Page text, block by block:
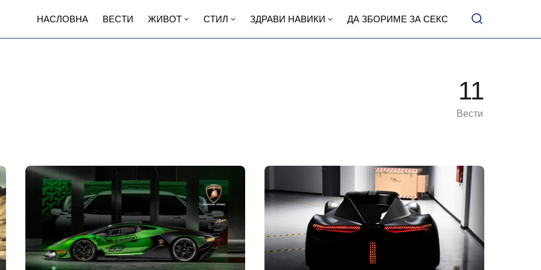
НАСЛОВНА ВЕСТИ ЖИВОТ СТИЛ ЗДРАВИ НАВИКИ ДА ЗБОРИМЕ ЗА СЕКС
11
Вести